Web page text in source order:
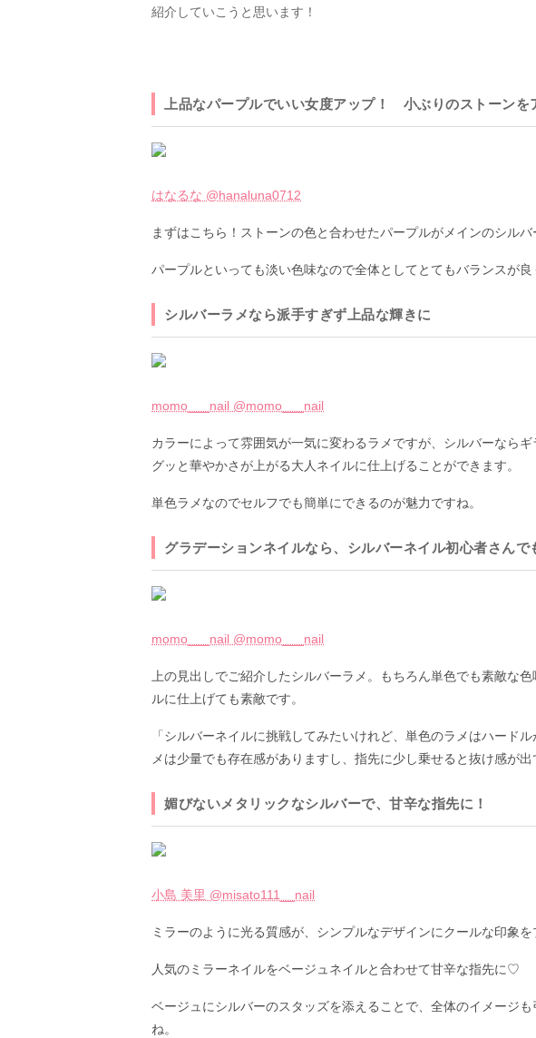
紹介していこうと思います！
上品なパープルでいい女度アップ！ 小ぶりのストーンを
はなるな @hanaluna0712
まずはこちら！ストーンの色と合わせたパープルがメインのシルバ
パープルといっても淡い色味なので全体としてとてもバランスが良
シルバーラメなら派手すぎず上品な輝きに
momo___nail @momo___nail
カラーによって雰囲気が一気に変わるラメですが、シルバーなら
グッと華やかさが上がる大人ネイルに仕上げることができます。
単色ラメなのでセルフでも簡単にできるのが魅力ですね。
グラデーションネイルなら、シルバーネイル初心者さん
momo___nail @momo___nail
上の見出しでご紹介したシルバーラメ。もちろん単色でも素敵な
ルに仕上げても素敵です。
「シルバーネイルに挑戦してみたいけれど、単色のラメはハー
メは少量でも存在感がありますし、指先に少し乗せると抜け感が出
媚びないメタリックなシルバーで、甘辛な指先に！
小島 美里 @misato111__nail
ミラーのように光る質感が、シンプルなデザインにクールな印象を
人気のミラーネイルをベージュネイルと合わせて甘辛な指先に♡
ベージュにシルバーのスタッズを添えることで、全体のイメージ
ね。